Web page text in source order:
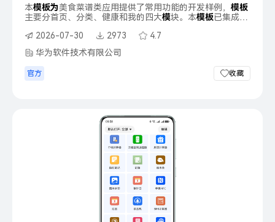
本模板为美食菜谱类应用提供了常用功能的开发样例， 模板
主要分首页、分类、健康和我的四大模块。本模板已集成华
的登录等功能。
2026-07-30 2973
4.7
华为软件技术有限公司
官方 收藏